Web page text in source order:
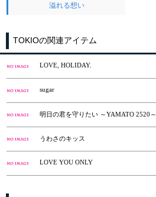
溢れる想い
TOKIOの関連アイテム
LOVE, HOLIDAY.
sugar
明日の君を守りたい ～YAMATO 2520～
うわさのキッス
LOVE YOU ONLY